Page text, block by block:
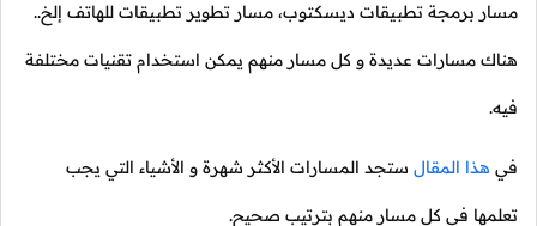
مسار برمجة تطبيقات ديسكتوب، مسار تطوير تطبيقات للهاتف إلخ..
هناك مسارات عديدة و كل مسار منهم يمكن استخدام تقنيات مختلفة
فيه.
في هذا المقال ستجد المسارات الأكثر شهرة و الأشياء التي يجب
تعلمها في كل مسار منهم بترتيب صحيح.